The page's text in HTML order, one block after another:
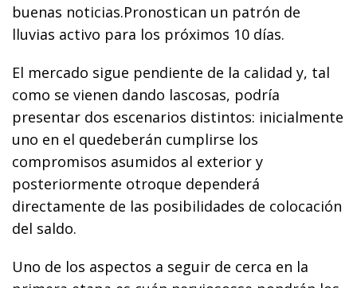
buenas noticias.Pronostican un patrón de
lluvias activo para los próximos 10 días.
El mercado sigue pendiente de la calidad y, tal
como se vienen dando lascosas, podría
presentar dos escenarios distintos: inicialmente
uno en el quedeberán cumplirse los
compromisos asumidos al exterior y
posteriormente otroque dependerá
directamente de las posibilidades de colocación
del saldo.
Uno de los aspectos a seguir de cerca en la